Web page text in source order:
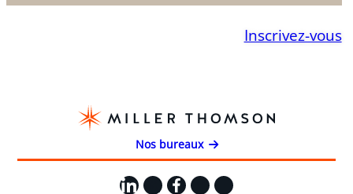
Inscrivez-vous
Nos bureaux
LinkedIn
X Facebook
Instagram
YouTube